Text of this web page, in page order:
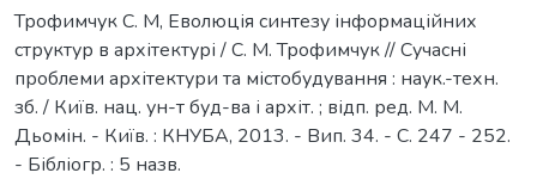
Трофимчук С. М, Еволюція синтезу інформаційних
структур в архітектурі / С. М. Трофимчук // Сучасні
проблеми архітектури та містобудування : наук.-техн.
зб. / Київ. нац. ун-т буд-ва і архіт. ; відп. ред. М. М.
Дьомін. - Київ. : КНУБА, 2013. - Вип. 34. - С. 247 - 252.
- Бібліогр. : 5 назв.